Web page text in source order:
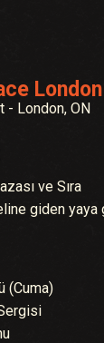
- London, ON
ve Sıra
giden yaya
(Cuma)